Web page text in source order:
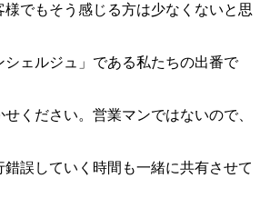
でもそう感じる方は少なくないと思
シェルジュ」である私たちの出番で
ください。営業マンではないので、
誤していく時間も一緒に共有させて